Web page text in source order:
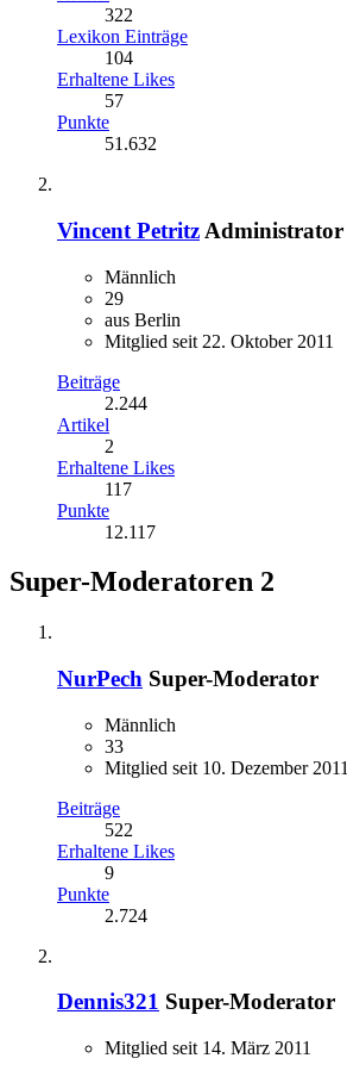
322
Lexikon Einträge
104
Erhaltene Likes
57
Punkte
51.632
Vincent Petritz Administrator
Männlich
29
aus Berlin
Mitglied seit 22. Oktober 2011
Beiträge
2.244
Artikel
2
Erhaltene Likes
117
Punkte
12.117
Super-Moderatoren 2
NurPech Super-Moderator
Männlich
33
Mitglied seit 10. Dezember 2011
Beiträge
522
Erhaltene Likes
9
Punkte
2.724
Dennis321 Super-Moderator
Mitglied seit 14. März 2011